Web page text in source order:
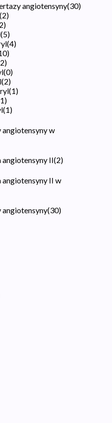
angiotensyny(30)
(2)
2)
(5)
(4)
)
2)
(0)
(2)
(1)
1)
(1)
w
II(2)
II w
(30)